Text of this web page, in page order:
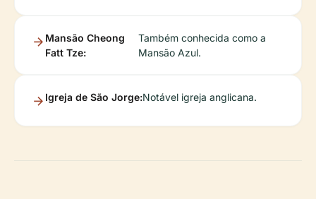
Mansão Cheong
Fatt Tze:
Também conhecida como a
Mansão Azul.
Igreja de São Jorge:Notável igreja anglicana.